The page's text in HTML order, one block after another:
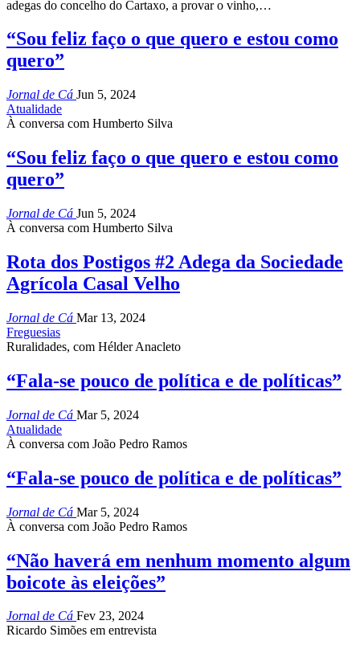
adegas do concelho do Cartaxo, a provar o vinho,…
“Sou feliz faço o que quero e estou como
quero”
Jornal de Cá Jun 5, 2024
Atualidade
À conversa com Humberto Silva
“Sou feliz faço o que quero e estou como
quero”
Jornal de Cá Jun 5, 2024
À conversa com Humberto Silva
Rota dos Postigos #2 Adega da Sociedade
Agrícola Casal Velho
Jornal de Cá Mar 13, 2024
Freguesias
Ruralidades, com Hélder Anacleto
“Fala-se pouco de política e de políticas”
Jornal de Cá Mar 5, 2024
Atualidade
À conversa com João Pedro Ramos
“Fala-se pouco de política e de políticas”
Jornal de Cá Mar 5, 2024
À conversa com João Pedro Ramos
“Não haverá em nenhum momento algum
boicote às eleições”
Jornal de Cá Fev 23, 2024
Ricardo Simões em entrevista